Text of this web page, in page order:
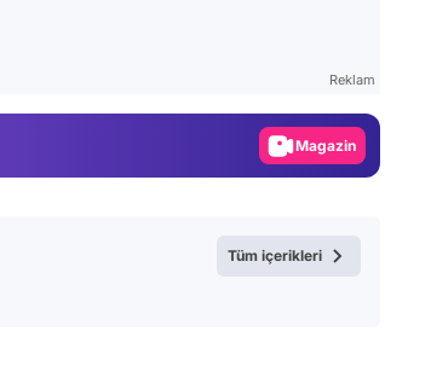
Reklam
Magazin
Tüm içerikleri